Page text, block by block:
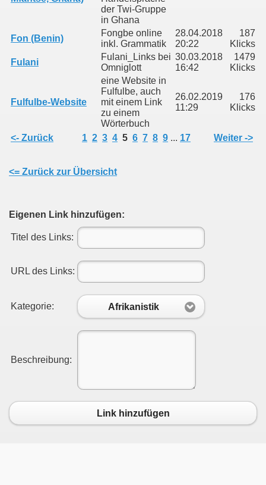
der Twi-Gruppe
in Ghana
Fon (Benin)
Fongbe online
inkl. Grammatik
28.04.2018
20:22
187
Klicks
Fulani
Fulani_Links bei
Omniglott
30.03.2018
16:42
1479
Klicks
Fulfulbe-Website
eine Website in
Fulfulbe, auch
mit einem Link
zu einem
Wörterbuch
26.02.2019
11:29
176
Klicks
<- Zurück 1 2 3 4 5 6 7 8 9 ... 17 Weiter ->
<= Zurück zur Übersicht
Eigenen Link hinzufügen:
Titel des Links:
URL des Links:
Kategorie: Afrikanistik
Beschreibung:
Link hinzufügen